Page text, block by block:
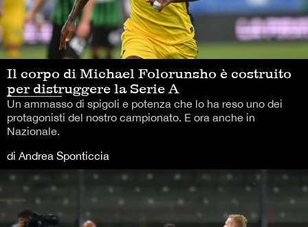
Il corpo di Michael Folorunsho è costruito
per distruggere la Serie A
Un ammasso di spigoli e potenza che lo ha reso uno dei
protagonisti del nostro campionato. E ora anche in
Nazionale.
di Andrea Sponticcia